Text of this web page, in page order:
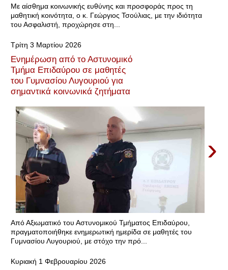
Με αίσθημα κοινωνικής ευθύνης και προσφοράς προς τη
μαθητική κοινότητα, ο κ. Γεώργιος Τσούλιας, με την ιδιότητα
του Ασφαλιστή, προχώρησε στη...
Τρίτη 3 Μαρτίου 2026
Ενημέρωση από το Αστυνομικό
Τμήμα Επιδαύρου σε μαθητές
του Γυμνασίου Λυγουριού για
σημαντικά κοινωνικά ζητήματα
›
Από Αξιωματικό του Αστυνομικού Τμήματος Επιδαύρου,
πραγματοποιήθηκε ενημερωτική ημερίδα σε μαθητές του
Γυμνασίου Λυγουριού, με στόχο την πρό...
Κυριακή 1 Φεβρουαρίου 2026